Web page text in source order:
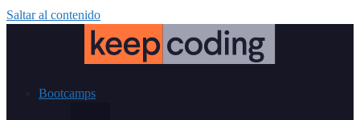
Saltar al contenido
Bootcamps